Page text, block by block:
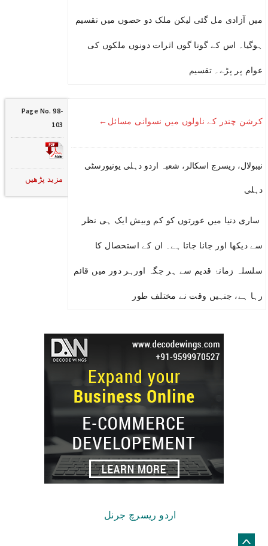
میں آزادی مل گئی لیکن ملک دو حصوں میں تقسیم
ہوگیا۔ اس کے گونا گوں اثرات دونوں ملکوں کی
عوام پر پڑے۔ تقسیم
کرشن چندر کے ناولوں میں نسوانی مسائل←
نیبولال، ریسرچ اسکالر، شعبہ اردو دہلی یونیورسٹی
دہلی
ساری دنیا میں عورتوں کو کم وبیش ایک ہی نظر
سے دیکھا اور جانا جاتا ہے۔ ان کے استحصال کا
سلسلہ زمانۂ قدیم سے ہر جگہ اورہر دور میں قائم
رہا ہے، جنہیں وقت نے مختلف طور
Page No. 98-
103
مزید پڑھیں
اردو ریسرچ جرنل